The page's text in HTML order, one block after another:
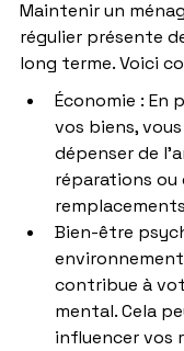
Maintenir un
régulier présente
long terme. Voici
Économie : En
vos biens,
dépenser de
réparations ou
Bien-être
contribue à
mental. Cela
influencer vos